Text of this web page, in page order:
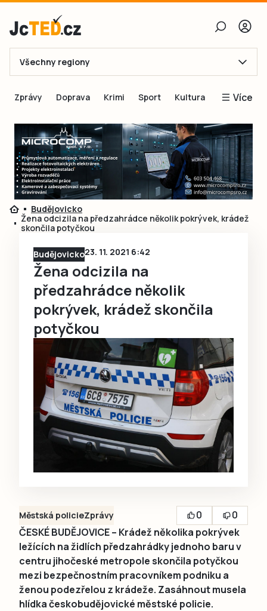
E-mail
Obnovit heslo
Přihlásit se
Přihlásit se přes Facebook
Ještě nemám účet, chci seRegistrovat
Všechny regiony
Zprávy Doprava Krimi Sport Kultura Více
Blogy
Inspirace
Čtenáři píší
Speciální přílohy
Inzerce
Budějovicko
Žena odcizila na předzahrádce několik pokrývek, krádež
skončila potyčkou
Budějovicko23. 11. 2021 6:42
Žena odcizila na
předzahrádce několik
pokrývek, krádež skončila
potyčkou
Městská policieZprávy 0
0
ČESKÉ BUDĚJOVICE – Krádež několika pokrývek
ležících na židlích předzahrádky jednoho baru v
centru jihočeské metropole skončila potyčkou
mezi bezpečnostním pracovníkem podniku a
ženou podezřelou z krádeže. Zasáhnout musela
hlídka českobudějovické městské policie.